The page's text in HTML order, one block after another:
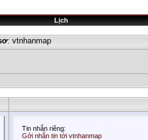
Lịch
: vtnhanmap
Tin nhắn riêng:
Gởi nhắn tin tới vtnhanmap